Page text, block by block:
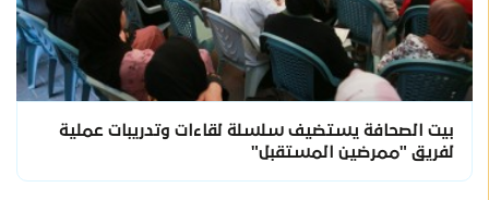
بيت الصحافة يستضيف سلسلة لقاءات وتدريبات عملية
لفريق "ممرضين المستقبل"